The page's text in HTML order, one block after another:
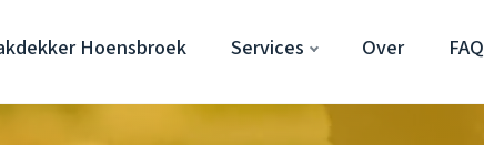
Hoensbroek Services Over FAQ